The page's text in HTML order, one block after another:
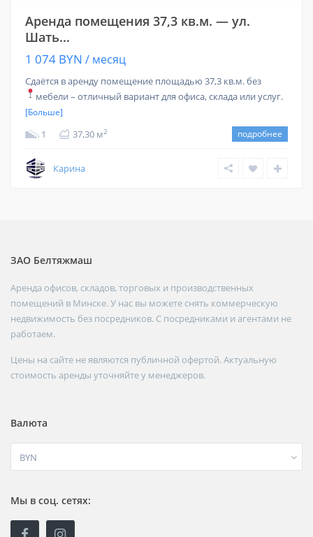
Аренда помещения 37,3 кв.м. — ул.
Шать...
1 074 BYN / месяц
Сдаётся в аренду помещение площадью 37,3 кв.м. без
мебели – отличный вариант для офиса, склада или услуг.
[Больше]
1 37,30 м2 подробнее
Карина
ЗАО Белтяжмаш
Аренда офисов, складов, торговых и производственных
помещений в Минске. У нас вы можете снять коммерческую
недвижимость без посредников. С посредниками и агентами не
работаем.
Цены на сайте не являются публичной офертой. Актуальную
стоимость аренды уточняйте у менеджеров.
Валюта
BYN
Мы в соц. сетях: